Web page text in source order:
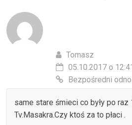
Tomasz
05.10.2017 o 12:41
Bezpośredni
same stare śmieci co były po raz
Tv.Masakra.Czy ktoś za to płaci .